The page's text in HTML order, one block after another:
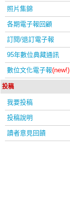
照片集錦
各期電子報回顧
訂閱/退訂電子報
95年數位典藏通訊
數位文化電子報(new!)
投稿
我要投稿
投稿說明
讀者意見回饋